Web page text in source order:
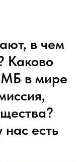
в чем
Каково
в мире
есть